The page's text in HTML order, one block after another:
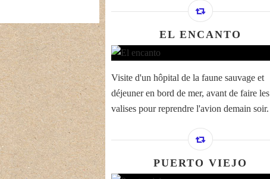
EL ENCANTO
Visite d'un hôpital de la faune sauvage et
déjeuner en bord de mer, avant de faire les
valises pour reprendre l'avion demain soir.
PUERTO VIEJO